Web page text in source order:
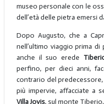
museo personale con le
dell’età delle pietra emersi
Dopo Augusto, che a
nell’ultimo viaggio prima di
anche il suo erede
perfino, per dieci anni,
contrario del
più impervie, affacciate a
Villa Jovis, sul monte